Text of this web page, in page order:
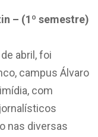
– (1º semestre)
abril, foi
campus Álvaro
com
nas diversas